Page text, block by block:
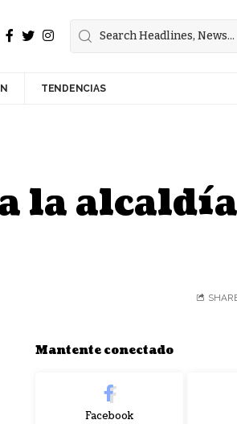
TENDENCIAS
la
Mantente conectado
Facebook